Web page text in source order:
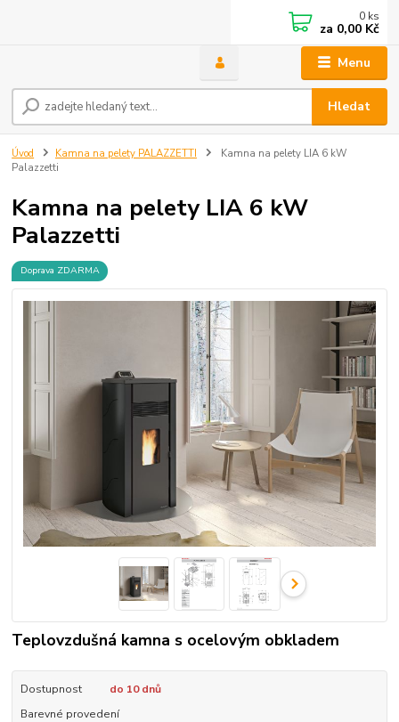
Menu
Hledat
0 ks
za 0,00 Kč
Úvod Kamna na pelety PALAZZETTI
Kamna na pelety LIA 6 kW
Palazzetti
Kamna na pelety LIA 6 kW
Palazzetti
Doprava ZDARMA
Teplovzdušná kamna s ocelovým obkladem
Dostupnost
do 10 dnů
Barevné provedení